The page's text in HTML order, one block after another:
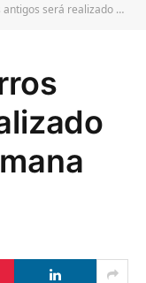
realizado neste fim de semana